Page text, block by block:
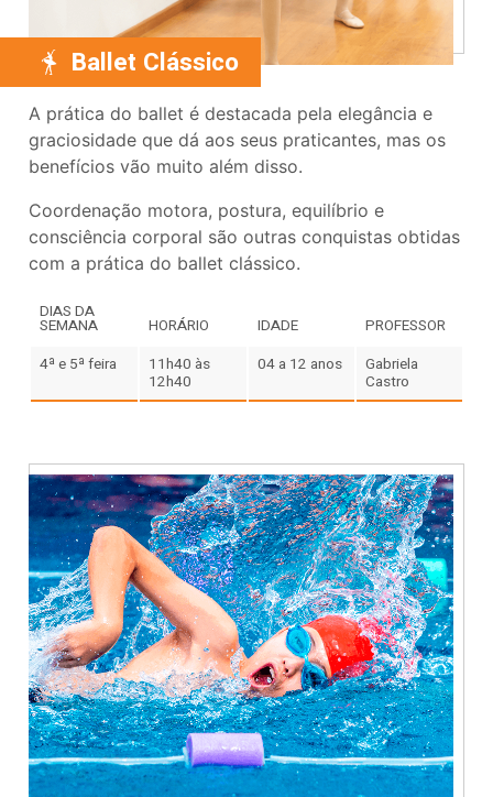
Ballet Clássico
A prática do ballet é destacada pela elegância e
graciosidade que dá aos seus praticantes, mas os
benefícios vão muito além disso.
Coordenação motora, postura, equilíbrio e
consciência corporal são outras conquistas obtidas
com a prática do ballet clássico.
DIAS DA
SEMANA HORÁRIO IDADE
PROFESSOR
4ª e 5ª feira
11h40 às
12h40
04 a 12 anos
Gabriela
Castro